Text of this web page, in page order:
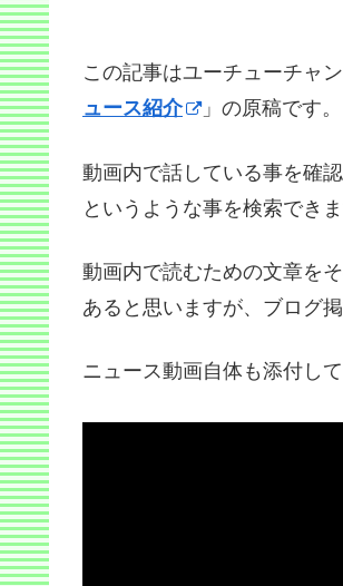
この記事はユーチューチャ
ュース紹介
」の原稿です。
動画内で話している事を確
というような事を検索できま
動画内で読むための文章を
あると思いますが、ブログ
ニュース動画自体も添付し